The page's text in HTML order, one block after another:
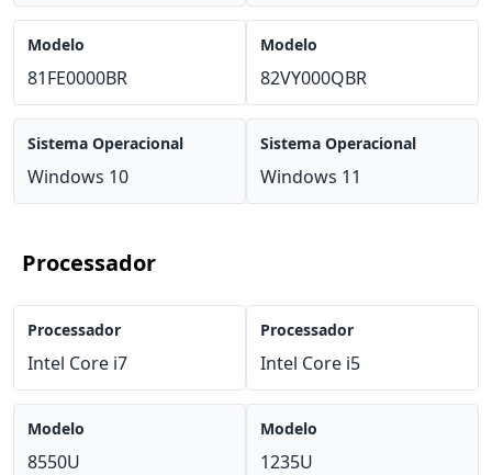
Modelo
81FE0000BR
Sistema Operacional
Windows 10
Modelo
82VY000QBR
Sistema Operacional
Windows 11
Processador
Processador
Intel Core i7
Modelo
8550U
Processador
Intel Core i5
Modelo
1235U